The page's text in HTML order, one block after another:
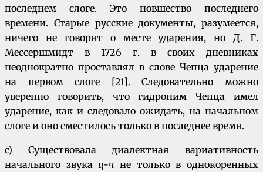
последнем слоге. Это новшество последнего
времени. Старые русские документы, разумеется,
ничего не говорят о месте ударения, но Д. Г.
Мессершмидт в 1726 г. в своих дневниках
неоднократно проставлял в слове Чепца ударение
на первом слоге [21]. Следовательно можно
уверенно говорить, что гидроним Чепца имел
ударение, как и следовало ожидать, на начальном
слоге и оно сместилось только в последнее время.
c) Существовала диалектная вариативность
начального звука ц-чне только в однокоренных